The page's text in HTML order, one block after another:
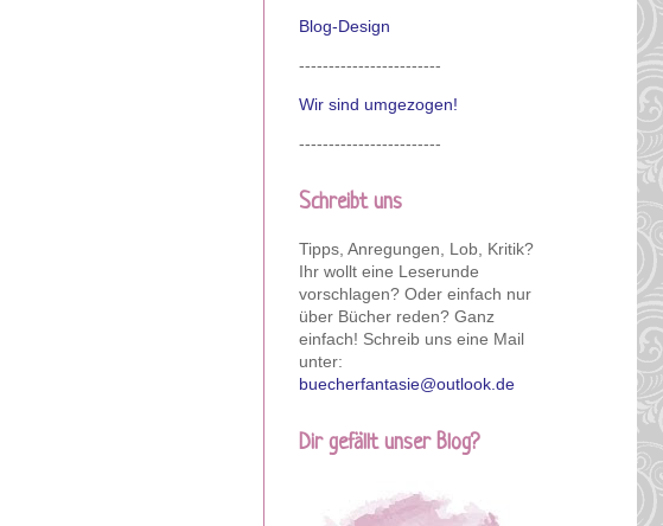
Blog-Design
------------------------
Wir sind umgezogen!
------------------------
Schreibt uns
Tipps, Anregungen, Lob, Kritik?
Ihr wollt eine Leserunde
vorschlagen? Oder einfach nur
über Bücher reden? Ganz
einfach! Schreib uns eine Mail
unter:
buecherfantasie@outlook.de
Dir gefällt unser Blog?